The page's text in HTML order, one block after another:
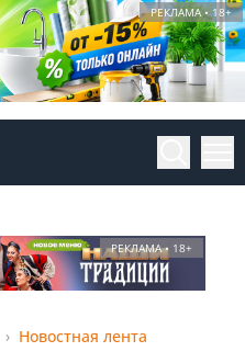
РЕКЛАМА • 18+
РЕКЛАМА • 18+
Новостная лента